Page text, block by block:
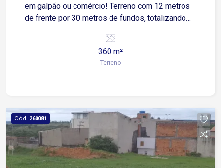
em galpão ou comércio! Terreno com 12 metros
de frente por 30 metros de fundos, totalizando
Jardim Santa Esmeralda. Possui leve declive,
ideal para projetos de construção diferenciados.
Próximo a vias de fácil acesso, com grande
360 m²
Terreno
Cód. 260081